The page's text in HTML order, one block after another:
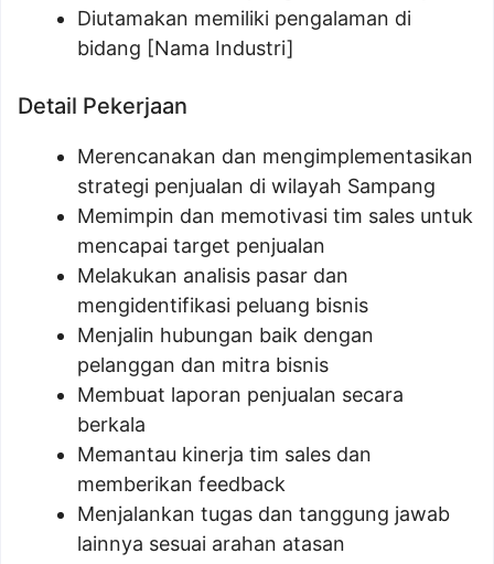
Diutamakan memiliki pengalaman di
bidang [Nama Industri]
Detail Pekerjaan
Merencanakan dan mengimplementasikan
strategi penjualan di wilayah Sampang
Memimpin dan memotivasi tim sales untuk
mencapai target penjualan
Melakukan analisis pasar dan
mengidentifikasi peluang bisnis
Menjalin hubungan baik dengan
pelanggan dan mitra bisnis
Membuat laporan penjualan secara
berkala
Memantau kinerja tim sales dan
memberikan feedback
Menjalankan tugas dan tanggung jawab
lainnya sesuai arahan atasan